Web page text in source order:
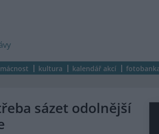
kultura kalendář akcí
sázet odolnější